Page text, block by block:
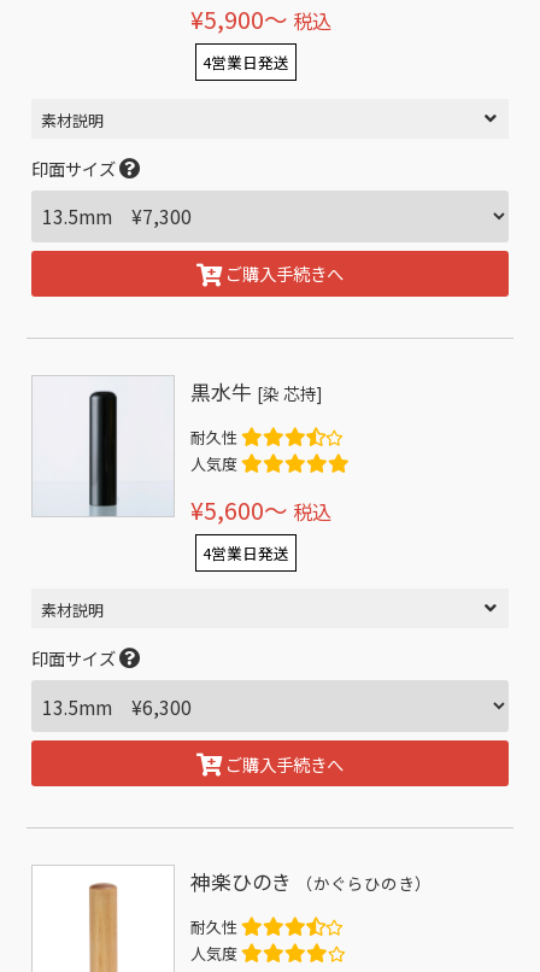
¥5,900〜 税込
4営業日発送
素材説明
印面サイズ
ご購入手続きへ
黒水牛 [染 芯持]
耐久性
人気度
¥5,600〜 税込
4営業日発送
素材説明
印面サイズ
ご購入手続きへ
神楽ひのき （かぐらひのき）
耐久性
人気度